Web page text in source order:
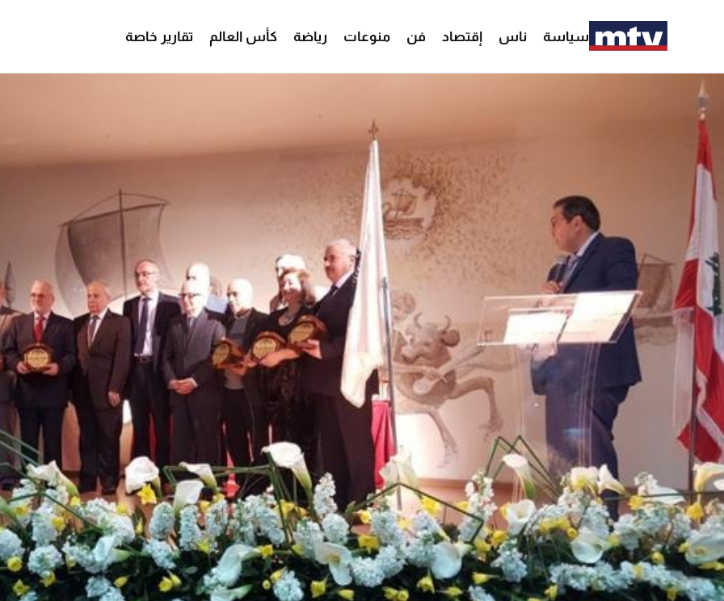
سياسة ناس إقتصاد فن منوعات رياضة كأس العالم تقارير خاصة